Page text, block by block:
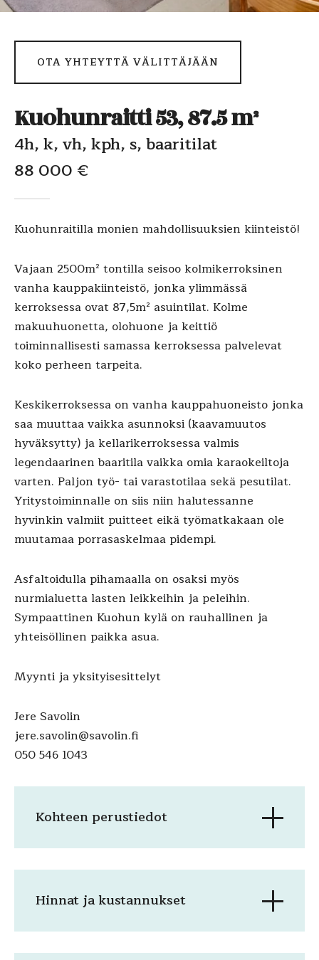
OTA YHTEYTTÄ VÄLITTÄJÄÄN
Kuohunraitti 53, 87.5 m²
4h, k, vh, kph, s, baaritilat
88 000 €
Kuohunraitilla monien mahdollisuuksien kiinteistö!
Vajaan 2500m² tontilla seisoo kolmikerroksinen
vanha kauppakiinteistö, jonka ylimmässä
kerroksessa ovat 87,5m² asuintilat. Kolme
makuuhuonetta, olohuone ja keittiö
toiminnallisesti samassa kerroksessa palvelevat
koko perheen tarpeita.
Keskikerroksessa on vanha kauppahuoneisto jonka
saa muuttaa vaikka asunnoksi (kaavamuutos
hyväksytty) ja kellarikerroksessa valmis
legendaarinen baaritila vaikka omia karaokeiltoja
varten. Paljon työ- tai varastotilaa sekä pesutilat.
Yritystoiminnalle on siis niin halutessanne
hyvinkin valmiit puitteet eikä työmatkakaan ole
muutamaa porrasaskelmaa pidempi.
Asfaltoidulla pihamaalla on osaksi myös
nurmialuetta lasten leikkeihin ja peleihin.
Sympaattinen Kuohun kylä on rauhallinen ja
yhteisöllinen paikka asua.
Myynti ja yksityisesittelyt
Jere Savolin
jere.savolin@savolin.fi
050 546 1043
Kohteen perustiedot
Hinnat ja kustannukset